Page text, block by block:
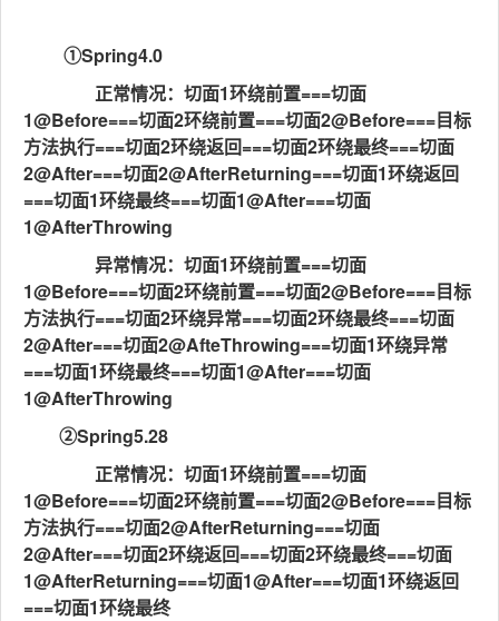
①Spring4.0
正常情况：切面1环绕前置===切面
1@Before===切面2环绕前置===切面2@Before===目标
方法执行===切面2环绕返回===切面2环绕最终===切面
2@After===切面2@AfterReturning===切面1环绕返回
===切面1环绕最终===切面1@After===切面
1@AfterThrowing
异常情况：切面1环绕前置===切面
1@Before===切面2环绕前置===切面2@Before===目标
方法执行===切面2环绕异常===切面2环绕最终===切面
2@After===切面2@AfteThrowing===切面1环绕异常
===切面1环绕最终===切面1@After===切面
1@AfterThrowing
②Spring5.28
正常情况：切面1环绕前置===切面
1@Before===切面2环绕前置===切面2@Before===目标
方法执行===切面2@AfterReturning===切面
2@After===切面2环绕返回===切面2环绕最终===切面
1@AfterReturning===切面1@After===切面1环绕返回
===切面1环绕最终